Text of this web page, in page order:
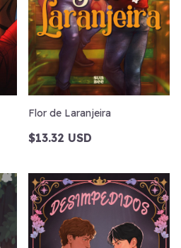
Flor de Laranjeira
$13.32 USD